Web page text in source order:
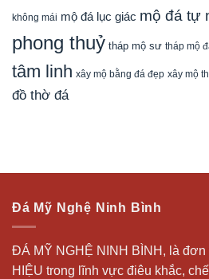
không mái mộ đá lục giác mộ đá tự
phong thuỷ tháp mộ sư tháp mộ
tâm linh xây mộ bằng đá đẹp xây mộ
đồ thờ đá
Đá Mỹ Nghệ Ninh Bình
ĐÁ MỸ NGHỆ NINH BÌNH, là
HIỆU trong lĩnh vực điêu khắc,